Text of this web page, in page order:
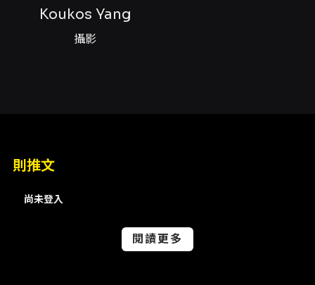
》購票方式說明
為了確保您的權益，強烈建議您，在結帳時填
寫的聯絡人電子郵件，盡量不要使用Yahoo
每筆限購4張，不需酌收取票手續費。
Koukos Yang
攝影
則推文
尚未登入
閱讀更多